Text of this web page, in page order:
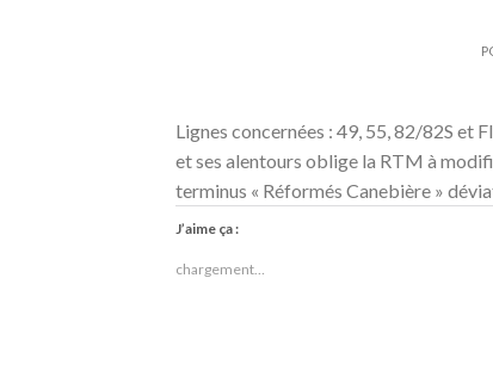
Lignes concernées : 49, 55, 82/82S et
et ses alentours oblige la RTM à
terminus « Réformés Canebière »
J’aime ça :
chargement…